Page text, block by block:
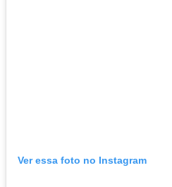
Ver essa foto no Instagram